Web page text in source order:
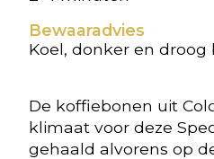
Bewaaradvies
Koel, donker en
De koffiebonen uit
klimaat voor deze
gehaald alvorens op